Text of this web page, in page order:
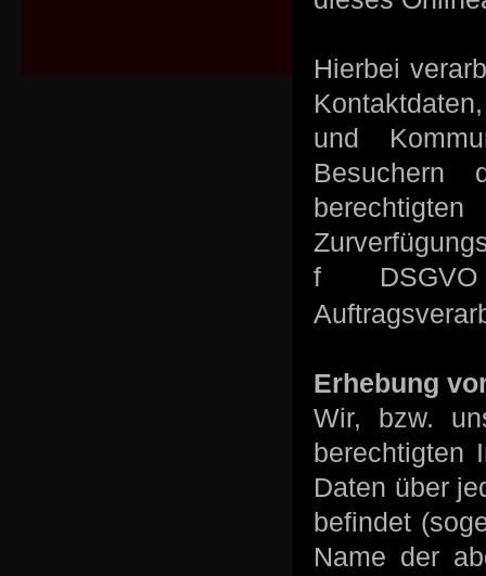
Hierbei
und
Besuchern
f
Erhebung
Wir, bzw.
berechtigten
Daten über
befindet
Name der